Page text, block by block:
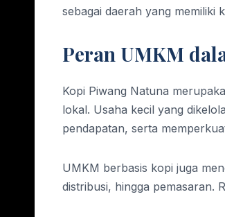
sebagai daerah yang memiliki
Peran UMKM
Kopi Piwang Natuna
lokal. Usaha kecil yang
pendapatan, serta
UMKM berbasis kopi juga
distribusi, hingga pemasaran.